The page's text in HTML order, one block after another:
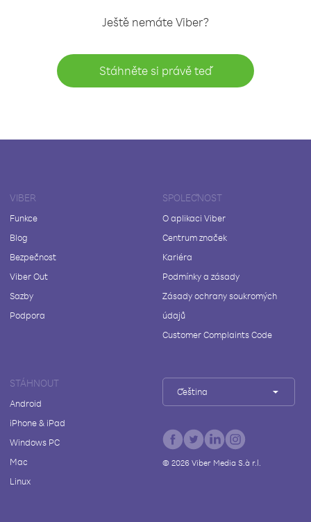
Ještě nemáte Viber?
Stáhněte si právě teď
VIBER
Funkce
Blog
Bezpečnost
Viber Out
Sazby
Podpora
SPOLEČNOST
O aplikaci Viber
Centrum značek
Kariéra
Podmínky a zásady
Zásady ochrany soukromých
údajů
Customer Complaints Code
STÁHNOUT
Android
iPhone & iPad
Windows PC
Mac
Linux
Čeština
© 2026Viber Media S.à r.l.